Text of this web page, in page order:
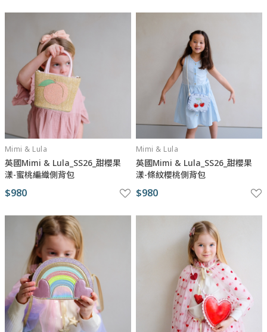
Mimi & Lula
英國Mimi & Lula_SS26_甜櫻果
漾-蜜桃編織側背包
$980
Mimi & Lula
英國Mimi & Lula_SS26_甜櫻果
漾-條紋櫻桃側背包
$980